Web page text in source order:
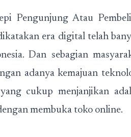
Pengunjung Atau
era digital telah
Dan sebagian
adanya kemajuan
cukup menjanjikan
membuka toko online.